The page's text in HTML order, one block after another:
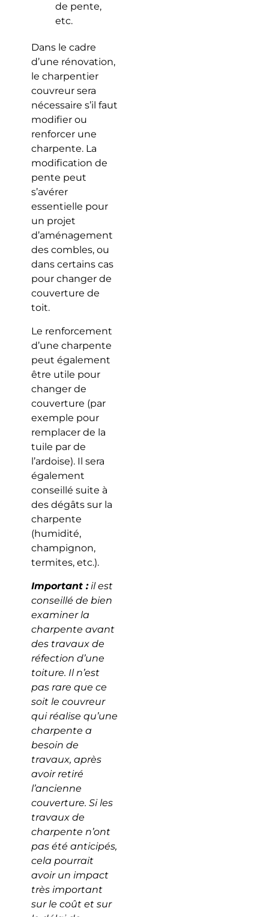
de pente,
etc.
Dans le cadre
d’une rénovation,
le charpentier
couvreur sera
nécessaire s’il faut
modifier ou
renforcer une
charpente. La
modification de
pente peut
s’avérer
essentielle pour
un projet
d’aménagement
des combles, ou
dans certains cas
pour changer de
couverture de
toit.
Le renforcement
d’une charpente
peut également
être utile pour
changer de
couverture (par
exemple pour
remplacer de la
tuile par de
l’ardoise). Il sera
également
conseillé suite à
des dégâts sur la
charpente
(humidité,
champignon,
termites, etc.).
Important :il est
conseillé de bien
examiner la
charpente avant
des travaux de
réfection d’une
toiture. Il n’est
pas rare que ce
soit le couvreur
qui réalise qu’une
charpente a
besoin de
travaux, après
avoir retiré
l’ancienne
couverture. Si les
travaux de
charpente n’ont
pas été anticipés,
cela pourrait
avoir un impact
très important
sur le coût et sur